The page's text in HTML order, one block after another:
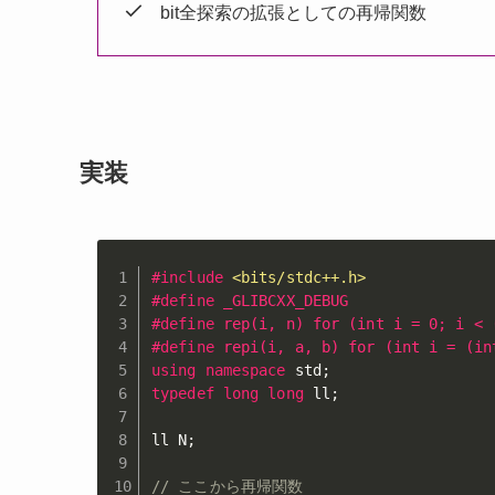
bit全探索の拡張としての再帰関数
実装
#include <bits/stdc++.h>
#define _GLIBCXX_DEBUG
#define rep(i, n) for (int i = 0; i <
#define repi(i, a, b) for (int i =
using
namespace std ;
typedef long long ll ;
ll N;
// ここから再帰関数